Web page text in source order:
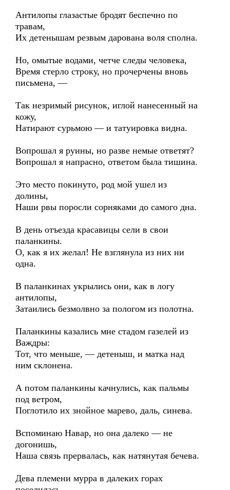
Антилопы глазастые бродят беспечно по
травам,
Их детенышам резвым дарована воля сполна.
Но, омытые водами, четче следы человека,
Время стерло строку, но прочерчены вновь
письмена, —
Так незримый рисунок, иглой нанесенный на
кожу,
Натирают сурьмою — и татуировка видна.
Вопрошал я руины, но разве немые ответят?
Вопрошал я напрасно, ответом была тишина.
Это место покинуто, род мой ушел из
долины,
Наши рвы поросли сорняками до самого дна.
В день отъезда красавицы сели в свои
паланкины.
О, как я их желал! Не взглянула из них ни
одна.
В паланкинах укрылись они, как в логу
антилопы,
Затаились безмолвно за пологом из полотна.
Паланкины казались мне стадом газелей из
Важдры:
Тот, что меньше, — детеныш, и матка над
ним склонена.
А потом паланкины качнулись, как пальмы
под ветром,
Поглотило их знойное марево, даль, синева.
Вспоминаю Навар, но она далеко — не
догонишь,
Наша связь прервалась, как натянутая бечева.
Дева племени мурра в далеких горах